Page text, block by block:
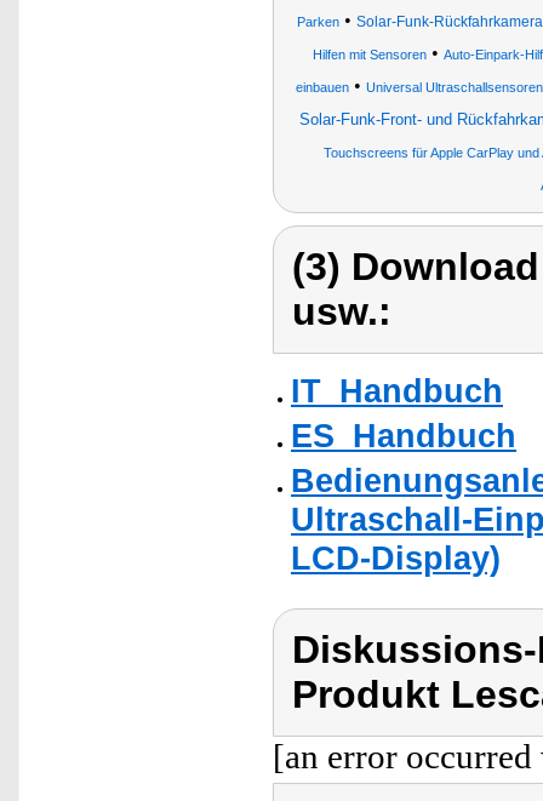
Parken• Solar-Funk-
Hilfen mit Sensoren• Auto-Einpark-
einbauen• Universal
Solar-Funk-Front- und
Touchscreens für Apple CarPlay und
(3)
usw.:
IT_Handbuch
ES_Handbuch
Ultraschall-
LCD-Display)
Produkt
[an error